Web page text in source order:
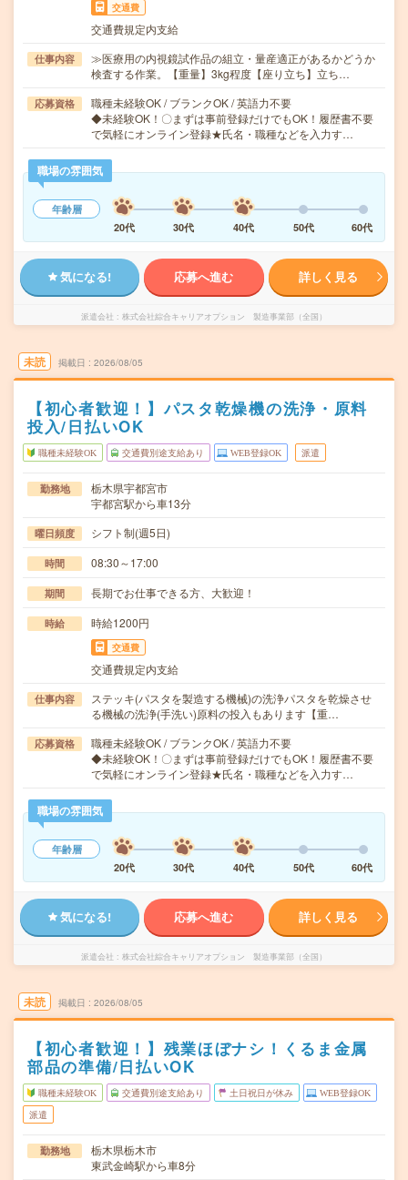
交通費
交通費規定内支給
仕事内容
≫医療用の内視鏡試作品の組立・量産適正があるかどうか
検査する作業。【重量】3kg程度【座り立ち】立ち…
応募資格
職種未経験OK / ブランクOK / 英語力不要
◆未経験OK！〇まずは事前登録だけでもOK！履歴書不要
で気軽にオンライン登録★氏名・職種などを入力す…
職場の雰囲気
年齢層
20代
30代 40代 50代 60代
気になる! 応募へ進む 詳しく見る
派遣会社 株式会社綜合キャリアオプション 製造事業部（全国）
未読 掲載日 2026/08/05
【初心者歓迎！】パスタ乾燥機の洗浄・原料
投入/日払いOK
職種未経験OK 交通費別途支給あり WEB登録OK 派遣
勤務地
栃木県宇都宮市
宇都宮駅から車13分
曜日頻度 シフト制(週5日)
時間 08:30～17:00
期間 長期でお仕事できる方、大歓迎！
時給 時給1200円
交通費
交通費規定内支給
仕事内容
ステッキ(パスタを製造する機械)の洗浄パスタを乾燥させ
る機械の洗浄(手洗い)原料の投入もあります【重…
応募資格
職種未経験OK / ブランクOK / 英語力不要
◆未経験OK！〇まずは事前登録だけでもOK！履歴書不要
で気軽にオンライン登録★氏名・職種などを入力す…
職場の雰囲気
年齢層
20代
30代 40代 50代 60代
気になる! 応募へ進む 詳しく見る
派遣会社 株式会社綜合キャリアオプション 製造事業部（全国）
未読 掲載日 2026/08/05
【初心者歓迎！】残業ほぼナシ！くるま金属
部品の準備/日払いOK
職種未経験OK 交通費別途支給あり 土日祝日が休み WEB登録OK
派遣
勤務地
栃木県栃木市
東武金崎駅から車8分